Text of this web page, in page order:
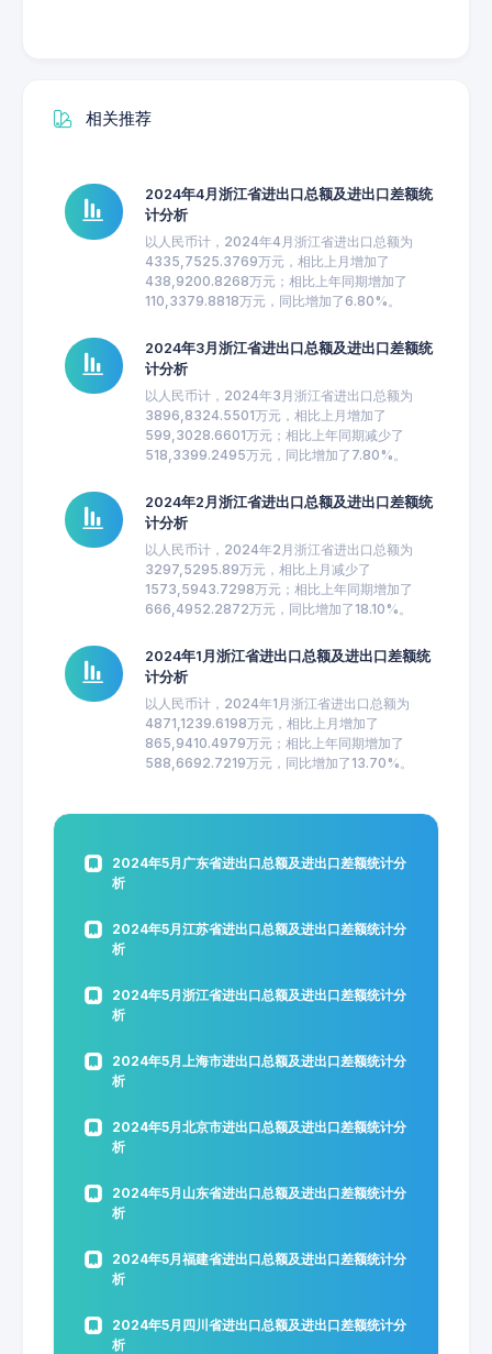
相关推荐
2024年4月浙江省进出口总额及进出口差额统
计分析
以人民币计，2024年4月浙江省进出口总额为
4335,7525.3769万元，相比上月增加了
438,9200.8268万元；相比上年同期增加了
110,3379.8818万元，同比增加了6.80%。
2024年3月浙江省进出口总额及进出口差额统
计分析
以人民币计，2024年3月浙江省进出口总额为
3896,8324.5501万元，相比上月增加了
599,3028.6601万元；相比上年同期减少了
518,3399.2495万元，同比增加了7.80%。
2024年2月浙江省进出口总额及进出口差额统
计分析
以人民币计，2024年2月浙江省进出口总额为
3297,5295.89万元，相比上月减少了
1573,5943.7298万元；相比上年同期增加了
666,4952.2872万元，同比增加了18.10%。
2024年1月浙江省进出口总额及进出口差额统
计分析
以人民币计，2024年1月浙江省进出口总额为
4871,1239.6198万元，相比上月增加了
865,9410.4979万元；相比上年同期增加了
588,6692.7219万元，同比增加了13.70%。
2024年5月广东省进出口总额及进出口差额统计分
析
2024年5月江苏省进出口总额及进出口差额统计分
析
2024年5月浙江省进出口总额及进出口差额统计分
析
2024年5月上海市进出口总额及进出口差额统计分
析
2024年5月北京市进出口总额及进出口差额统计分
析
2024年5月山东省进出口总额及进出口差额统计分
析
2024年5月福建省进出口总额及进出口差额统计分
析
2024年5月四川省进出口总额及进出口差额统计分
析